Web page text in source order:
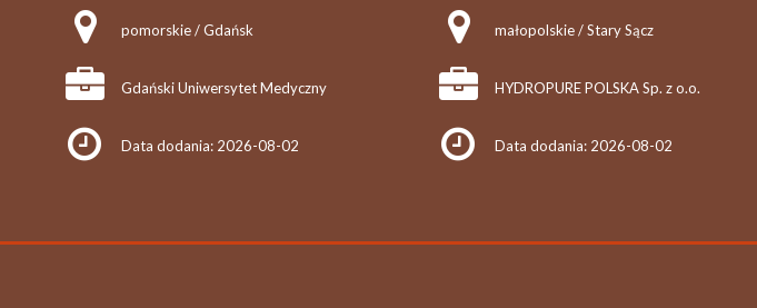
pomorskie / Gdańsk
Gdański Uniwersytet Medyczny
Data dodania: 2026-08-02
małopolskie / Stary Sącz
HYDROPURE POLSKA Sp. z o.o.
Data dodania: 2026-08-02